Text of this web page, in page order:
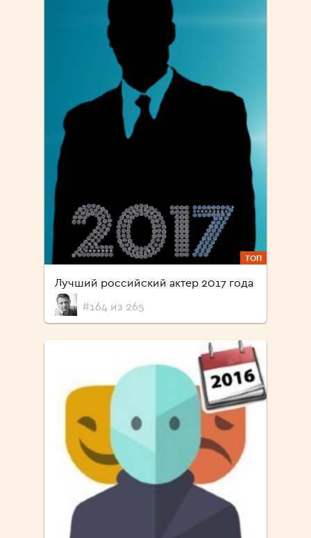
ТОП
Лучший российский актер 2017 года
#164 из 265